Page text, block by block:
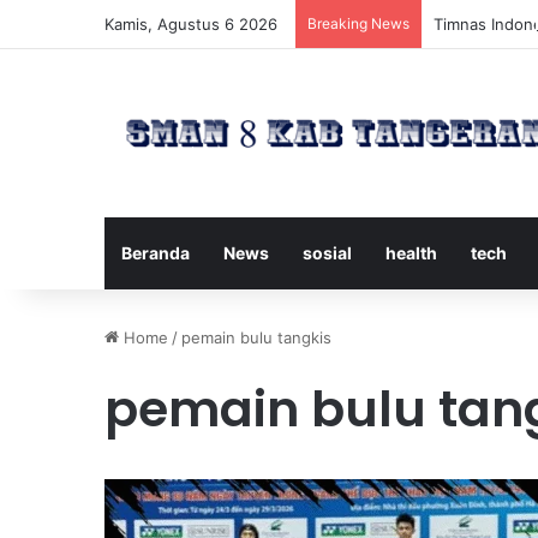
Kamis, Agustus 6 2026 Breaking News Timnas
Beranda News sosial health tech
Home / pemain bulu tangkis
pemain bulu